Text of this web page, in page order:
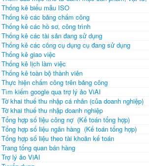
Thống kê biểu mẫu ISO
Thống kê các bảng chấm công
Thống kê các hồ sơ, công trình
Thống kê các tài sản đang sử dụng
Thống kê các công cụ dụng cụ đang sử dụng
Thống kê giao việc
Thống kê lịch làm việc
Thống kê toàn bộ thành viên
Thực hiện chấm công trên bảng công
Tìm kiếm google qua trợ lý ảo ViAI
Tờ khai thuế thu nhập cá nhân (của doanh nghiệp)
Tờ khai thuế thu nhập doanh nghiệp
Tổng hợp số liệu công nợ (Kế toán tổng hợp)
Tổng hợp số liệu ngân hàng (Kế toán tổng hợp)
Tổng hợp số liệu theo tài khoản kế toán
Trang tổng quan bán hàng
Trợ lý ảo ViAI